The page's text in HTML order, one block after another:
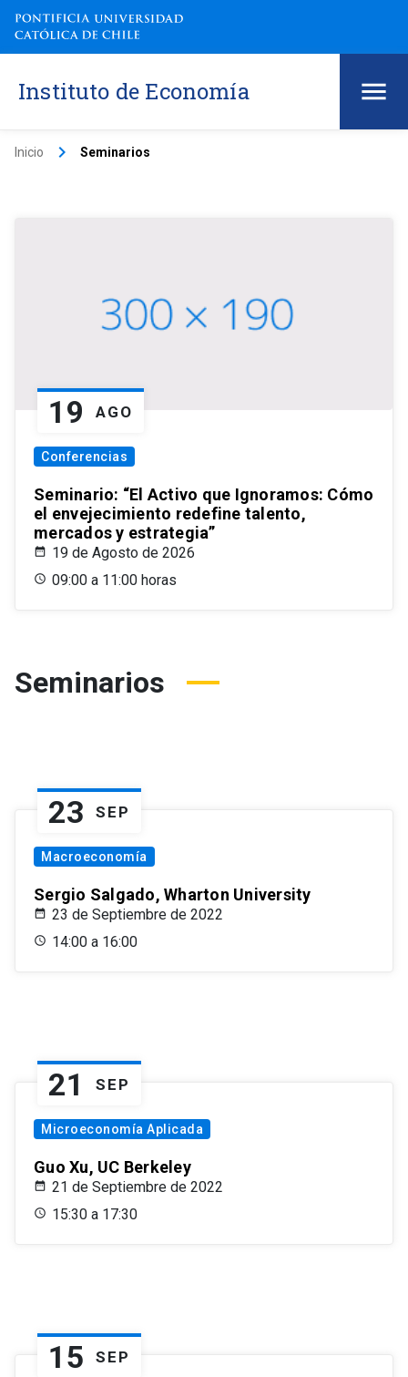
Instituto de Economía
Inicio keyboard_arrow_right Seminarios
19 AGO
Conferencias
Seminario: “El Activo que Ignoramos: Cómo
el envejecimiento redefine talento,
mercados y estrategia”
19 de Agosto de 2026
09:00 a 11:00 horas
Seminarios
23 SEP
Macroeconomía
Sergio Salgado, Wharton University
23 de Septiembre de 2022
14:00 a 16:00
21 SEP
Microeconomía Aplicada
Guo Xu, UC Berkeley
21 de Septiembre de 2022
15:30 a 17:30
15 SEP